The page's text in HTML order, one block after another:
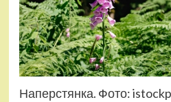
​Наперстянка. Фото: